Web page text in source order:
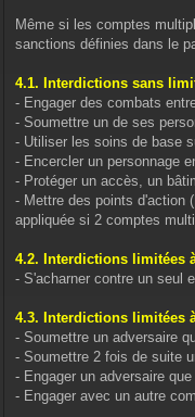
Même si les comptes
sanctions définies dans le
4.1. Interdictions sans
- Engager des combats
- Soumettre un de ses
- Utiliser les soins de base
- Encercler un personnage
- Protéger un accès, un
- Mettre des points d'action
appliquée si 2 comptes
4.2. Interdictions limitées
- S'acharner contre un seul
4.3. Interdictions limitées
- Soumettre un adversaire
- Soumettre 2 fois de suite
- Engager un adversaire
- Engager avec un autre